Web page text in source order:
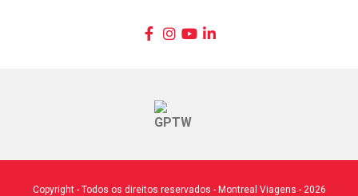
Copyright - Todos os direitos reservados - Montreal Viagens - 2026